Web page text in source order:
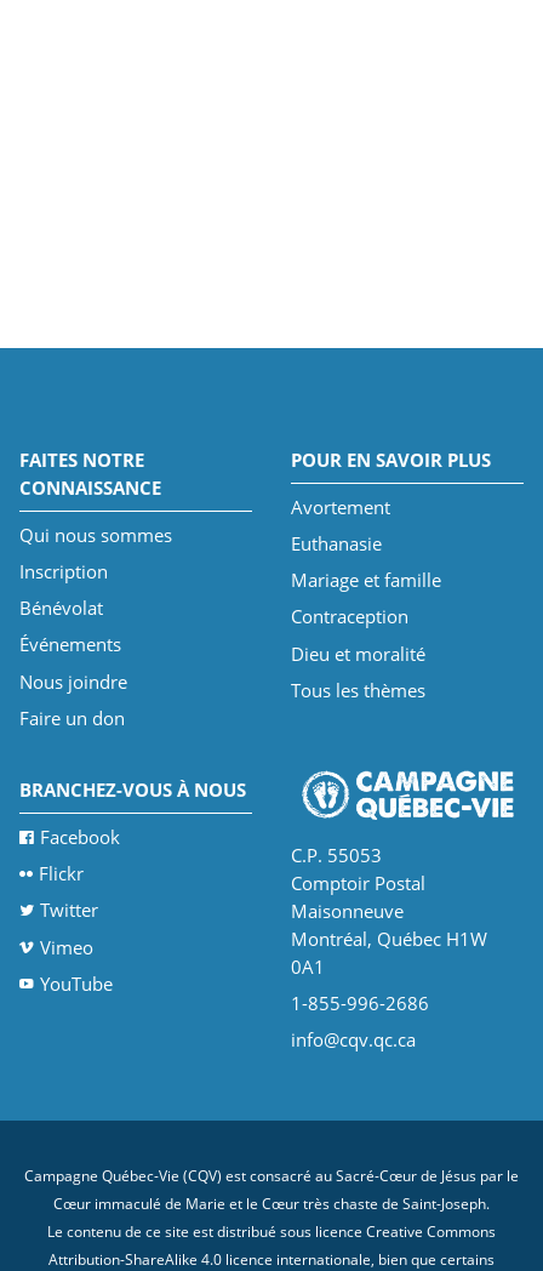
FAITES NOTRE
CONNAISSANCE
Qui nous sommes
Inscription
Bénévolat
Événements
Nous joindre
Faire un don
POUR EN SAVOIR PLUS
Avortement
Euthanasie
Mariage et famille
Contraception
Dieu et moralité
Tous les thèmes
BRANCHEZ-VOUS À NOUS
Facebook
Flickr
Twitter
Vimeo
YouTube
C.P. 55053
Comptoir Postal
Maisonneuve
Montréal, Québec H1W
0A1
1-855-996-2686
info@cqv.qc.ca
Campagne Québec-Vie (CQV) est consacré au Sacré-Cœur de Jésus par le
Cœur immaculé de Marie et le Cœur très chaste de Saint-Joseph.
Le contenu de ce site est distribué sous licence Creative Commons
Attribution-ShareAlike 4.0 licence internationale , bien que certains